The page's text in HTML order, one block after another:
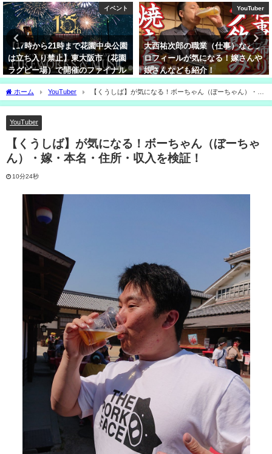
YouTuber
大西祐次郎の職業（仕事）などプ
ロフィールが気になる！嫁さんや
娘さんなども紹介！
グルメ
中村藤吉 生茶ゼリー(ゼリイ)は通
販で買える？値段・店舗も気にな
る！
ホーム YouTuber
【くうしば】が気になる！ボーちゃん（ぼーちゃん）・
嫁・本名・住所・収入を検証！
YouTuber
【くうしば】が気になる！ボーちゃん（ぼーちゃ
ん）・嫁・本名・住所・収入を検証！
10分24秒